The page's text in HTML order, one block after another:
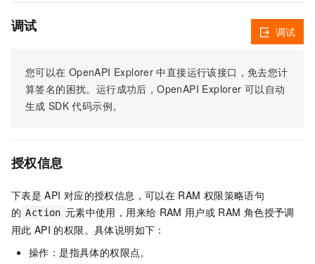
调试
您可以在 OpenAPI Explorer 中直接运行该接口，免去您计
算签名的困扰。运行成功后，OpenAPI Explorer 可以自动
生成 SDK 代码示例。
调试
授权信息
下表是 API 对应的授权信息，可以在 RAM 权限策略语句
的 Action 元素中使用，用来给 RAM 用户或 RAM 角色授予调
用此 API 的权限。具体说明如下：
操作：是指具体的权限点。